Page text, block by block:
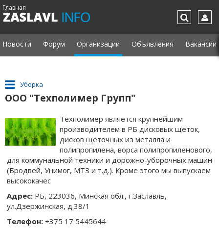
Главная
Новости Форум Организации Объявления Вакансии
Уборка
ООО "Техполимер Групп"
Техполимер является крупнейшим
производителем в РБ дисковых щеток,
дисков щеточных из металла и
полипропилена, ворса полипропиленового,
для коммунальной техники и дорожно-уборочных машин
(Бродвей, Унимог, МТЗ и т.д.). Кроме этого мы выпускаем
высококачес
Адрес: РБ, 223036, Минская обл., г.Заславль,
ул.Дзержинская, д.38/1
Телефон: +375 17 5445644